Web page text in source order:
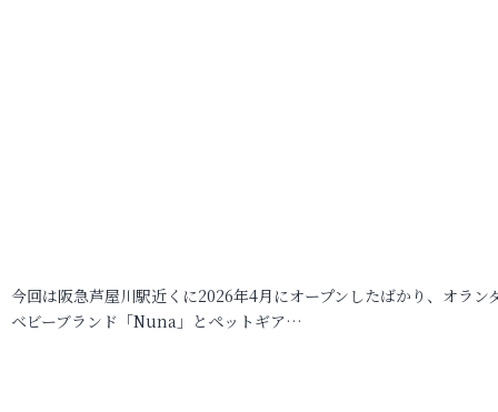
今回は阪急芦屋川駅近くに2026年4月にオープンしたばかり、オラン
ベビーブランド「Nuna」とペットギア…